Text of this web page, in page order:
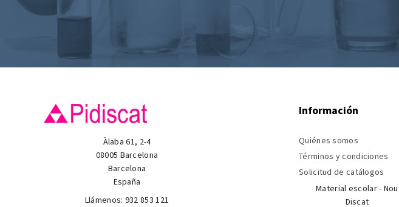
Àlaba 61, 2-4
08005 Barcelona
Barcelona
España
Llámenos: 932 853 121
Información
Quiénes somos
Términos y condiciones
Solicitud de catálogos
Material escolar - Nou
Discat